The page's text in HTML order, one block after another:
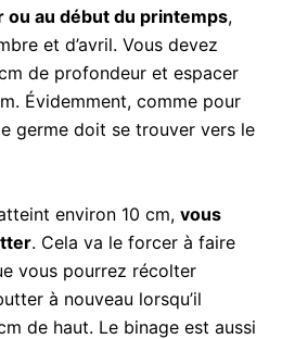
ou au début du printemps,
et d’avril. Vous devez
de profondeur et espacer
Évidemment, comme pour
germe doit se trouver vers le
environ 10 cm, vous
. Cela va le forcer à faire
vous pourrez récolter
à nouveau lorsqu’il
de haut. Le binage est aussi